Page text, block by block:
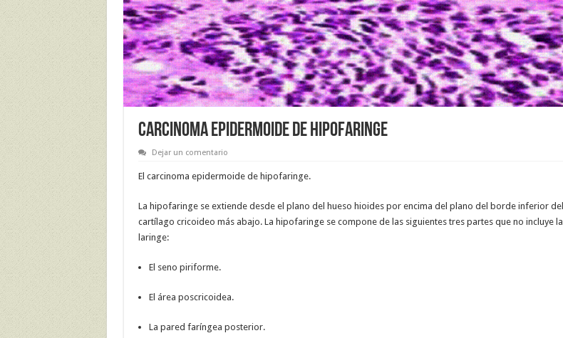
CARCINOMA EPIDERMOIDE DE HIPOFARINGE
Dejar un comentario
El carcinoma epidermoide de hipofaringe.
La hipofaringe se extiende desde el plano del hueso hioides por encima del plano del borde inferior del
cartílago cricoideo más abajo. La hipofaringe se compone de las siguientes tres partes que no incluye la
laringe:
El seno piriforme.
El área poscricoidea.
La pared faríngea posterior.